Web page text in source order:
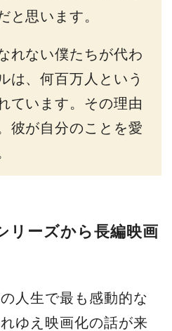
と思います。
れない僕たちが代わ
は、何百万人という
ています。その理由
彼が自分のことを愛
リーズから長編映画
人生で最も感動的な
ゆえ映画化の話が来